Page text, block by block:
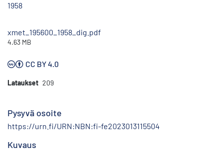
1958
xmet_195600_1958_dig.pdf
4.63 MB
CC BY 4.0
Lataukset 209
Pysyvä osoite
https://urn.fi/URN:NBN:fi-fe2023013115504
Kuvaus